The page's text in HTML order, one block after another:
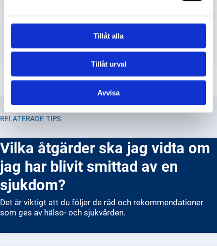
Tillåt alla
Tillåt urval
Avvisa
Vilka rättigheter har jag under en
RELATERADE TIPS
Vilka åtgärder ska jag vidta om
jag har blivit smittad av en
sjukdom?
Det är viktigt att du följer de råd och rekommendationer
som ges av hälso- och sjukvården.